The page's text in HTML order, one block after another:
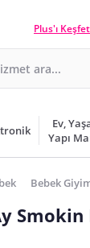
Plus'ı Keşfet
Ev,
Yapı
Bebek